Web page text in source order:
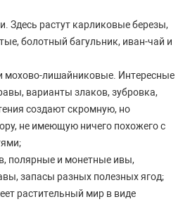
Здесь растут карликовые березы,
болотный багульник, иван-чай и
мохово-лишайниковые. Интересные
варианты злаков, зубровка,
создают скромную, но
не имеющую ничего похожего с
полярные и монетные ивы,
запасы разных полезных ягод;
растительный мир в виде